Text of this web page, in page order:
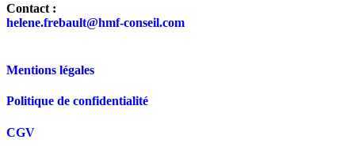
Contact :
helene.frebault@hmf-conseil.com
Mentions légales
Politique de confidentialité
CGV